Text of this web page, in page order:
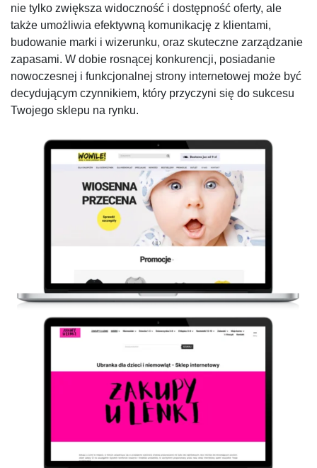
nie tylko zwiększa widoczność i dostępność oferty, ale
także umożliwia efektywną komunikację z klientami,
budowanie marki i wizerunku, oraz skuteczne zarządzanie
zapasami. W dobie rosnącej konkurencji, posiadanie
nowoczesnej i funkcjonalnej strony internetowej może być
decydującym czynnikiem, który przyczyni się do sukcesu
Twojego sklepu na rynku.